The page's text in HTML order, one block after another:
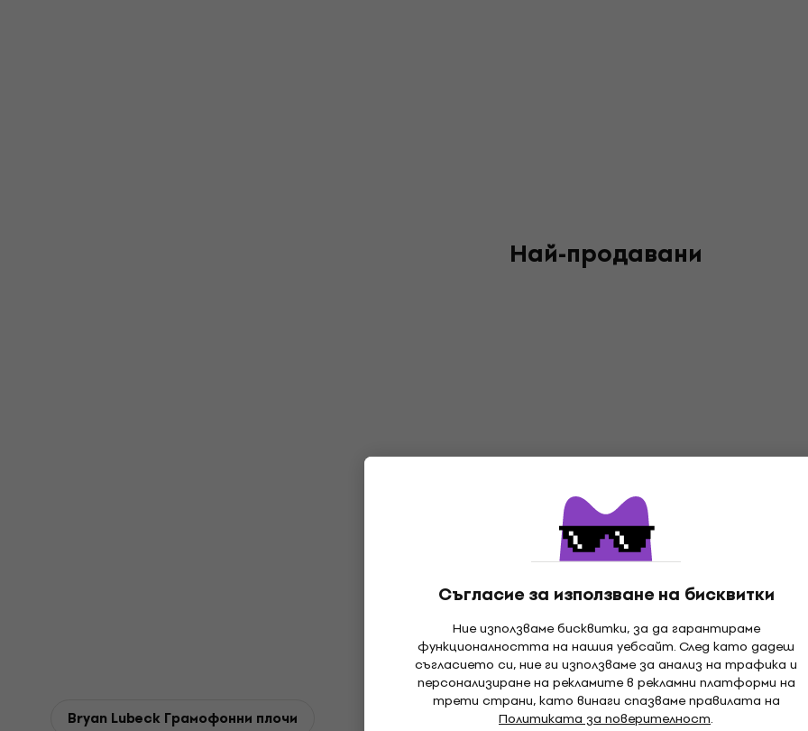
Съгласие за използване на бисквитки
Ние използваме бисквитки, за да гарантираме
функционалността на нашия уебсайт. След като дадеш
съгласието си, ние ги използваме за анализ на трафика и
персонализиране на рекламите в рекламни платформи на
трети страни, като винаги спазваме правилата на
Политиката за поверителност.
Най-продавани
Bryan Lubeck Грамофонни плочи